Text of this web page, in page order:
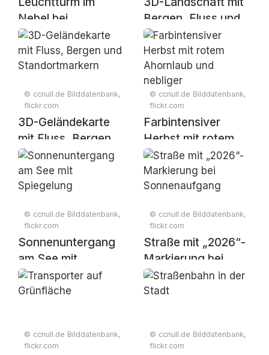
Nebel bei
Sonnenaufgang
Bergen, Fluss und
Standortmarkern
© ccnull.de Bilddatenbank,
flickr.com
3D-Geländekarte
mit Fluss, Bergen
und
Standortmarkern
© ccnull.de Bilddatenbank,
flickr.com
Farbintensiver
Herbst mit rotem
Ahornlaub und
nebliger
Berglandschaft
© ccnull.de Bilddatenbank,
flickr.com
Sonnenuntergang
am See mit
Spiegelung
© ccnull.de Bilddatenbank,
flickr.com
Straße mit „2026“-
Markierung bei
Sonnenaufgang
© ccnull.de Bilddatenbank,
flickr.com
© ccnull.de Bilddatenbank,
flickr.com